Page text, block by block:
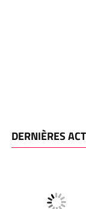
DERNIÈRES